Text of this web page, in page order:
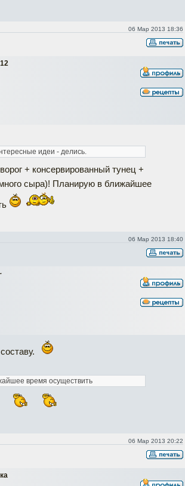
06 Мар 2013 18:36
идеи - делись.
+ консервированный тунец +
сыра)! Планирую в ближайшее
06 Мар 2013 18:40
время осуществить
06 Мар 2013 20:22